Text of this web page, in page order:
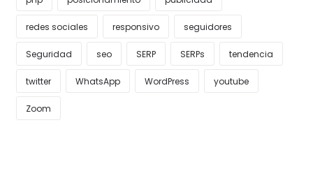
redes sociales responsivo seguidores
Seguridad seo SERP SERPs tendencia
twitter WhatsApp WordPress youtube
Zoom